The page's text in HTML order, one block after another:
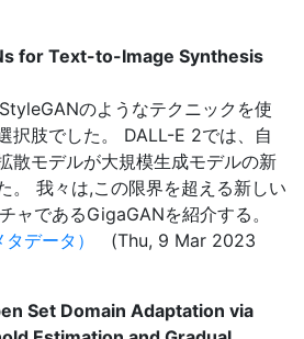
for Text-to-Image Synthesis
のようなテクニックを使
択肢でした。 DALL-E 2では、自
散モデルが大規模生成モデルの新
。 我々は,この限界を超える新しい
ャであるGigaGANを紹介する。
データ）
(Thu, 9 Mar 2023
Set Domain Adaptation via